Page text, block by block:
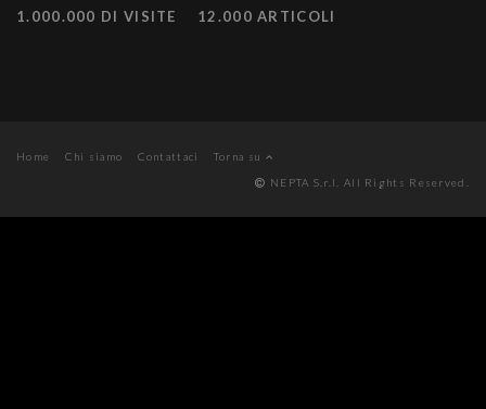
1.000.000 DI VISITE 12.000 ARTICOLI
Home Chi siamo Contattaci
Torna su
NEPTA S.r.l. All Rights Reserved.